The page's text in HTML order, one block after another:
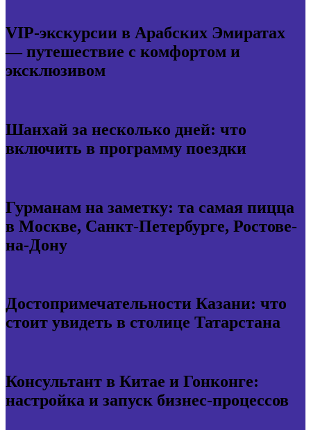
VIP-экскурсии в Арабских Эмиратах
— путешествие с комфортом и
эксклюзивом
Шанхай за несколько дней: что
включить в программу поездки
Гурманам на заметку: та самая пицца
в Москве, Санкт-Петербурге, Ростове-
на-Дону
Достопримечательности Казани: что
стоит увидеть в столице Татарстана
Консультант в Китае и Гонконге:
настройка и запуск бизнес-процессов